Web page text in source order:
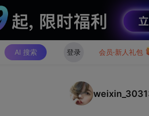
AI 搜索 登录 会员·新人礼包